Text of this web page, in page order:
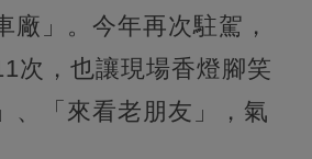
廠」。今年再次駐駕，
次，也讓現場香燈腳笑
、「來看老朋友」，氣